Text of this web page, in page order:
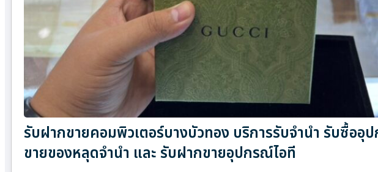
รับฝากขายคอมพิวเตอร์บางบัวทอง บริการรับจำนำ รับซื้ออุ
ขายของหลุดจำนำ และ รับฝากขายอุปกรณ์ไอที